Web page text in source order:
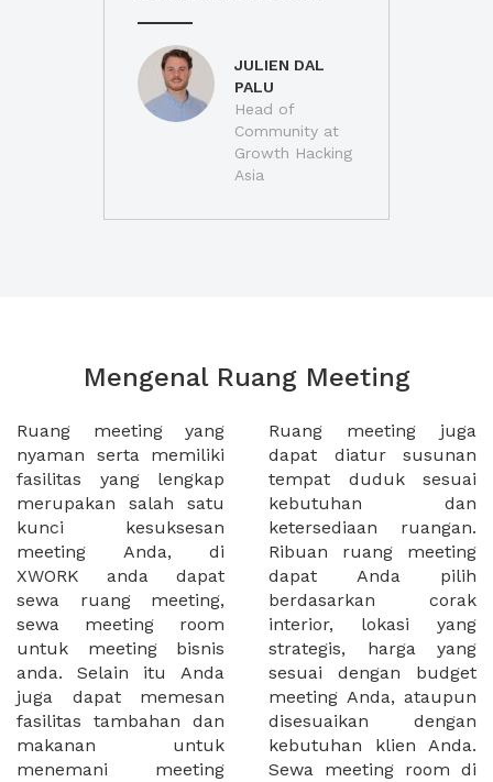
JULIEN DAL
PALU
Head of
Community at
Growth Hacking
Asia
Mengenal Ruang Meeting
Ruang meeting yang
nyaman serta memiliki
fasilitas yang lengkap
merupakan salah satu
kunci kesuksesan
meeting Anda, di
XWORK anda dapat
sewa ruang meeting,
sewa meeting room
untuk meeting bisnis
anda. Selain itu Anda
juga dapat memesan
fasilitas tambahan dan
makanan untuk
menemani meeting
Ruang meeting juga
dapat diatur susunan
tempat duduk sesuai
kebutuhan dan
ketersediaan ruangan.
Ribuan ruang meeting
dapat Anda pilih
berdasarkan corak
interior, lokasi yang
strategis, harga yang
sesuai dengan budget
meeting Anda, ataupun
disesuaikan dengan
kebutuhan klien Anda.
Sewa meeting room di